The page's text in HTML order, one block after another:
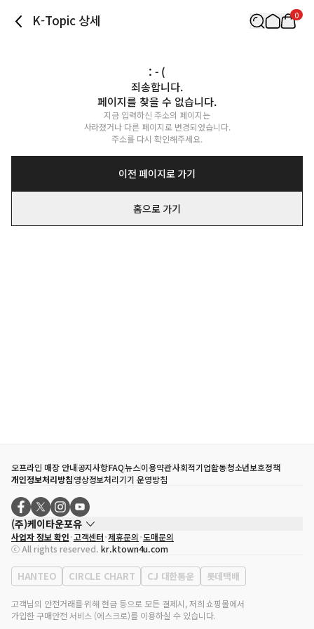
K-Topic 상세 0
: - (
죄송합니다.
페이지를 찾을 수 없습니다.
지금 입력하신 주소의 페이지는
사라졌거나 다른 페이지로 변경되었습니다.
주소를 다시 확인해주세요.
이전 페이지로 가기
홈으로 가기
오프라인 매장 안내공지사항FAQ뉴스이용약관사회적기업활동청소년보호정책
개인정보처리방침영상정보처리기기 운영방침
(주)케이타운포유
대표자
송효민
사업자등록번호
120-87-71116
통신판매업 신고번호 제2011-서울강남-02223
대표전화
02-552-9855
사업자 정보 확인 고객센터 제휴문의 도매문의
ⓒ All rights reserved. kr.ktown4u.com
HANTEO CIRCLE CHART CJ 대한통운 롯데택배
고객님의 안전거래를 위해 현금 등으로 모든 결제시, 저희 쇼핑몰에서
가입한 구매안전 서비스 (에스크로)를 이용하실 수 있습니다.